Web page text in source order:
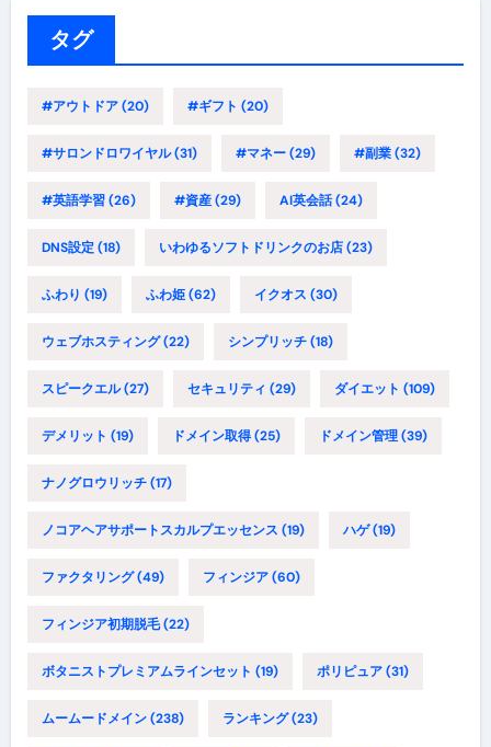
タグ
#アウトドア(20) #ギフト (20)
#サロンドロワイヤル(31) #マネー(29) #副業(32)
#英語学習(26) #資産(29) AI英会話(24)
DNS設定(18) いわゆるソフトドリンクのお店(23)
ふわり (19) ふわ姫(62) イクオス (30)
ウェブホスティング(22) シンプリッチ(18)
スピークエル(27) セキュリティ (29) ダイエット (109)
デメリット (19) ドメイン取得(25) ドメイン管理(39)
ナノグロウリッチ(17)
ノコアヘアサポートスカルプエッセンス (19) ハゲ(19)
ファクタリング(49) フィンジア(60)
フィンジア初期脱毛(22)
ボタニストプレミアムラインセット (19) ポリピュア(31)
ムームードメイン(238) ランキング(23)